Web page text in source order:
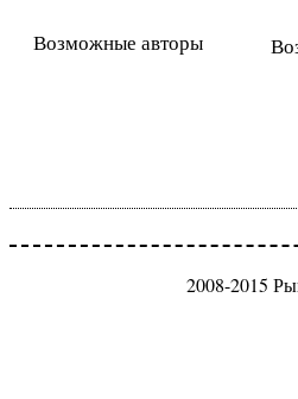
Возможные авторы
2008-2015